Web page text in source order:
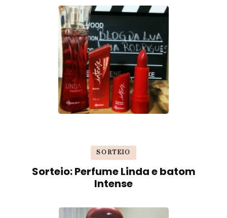
SORTEIO
Sorteio: Perfume Linda e batom
Intense